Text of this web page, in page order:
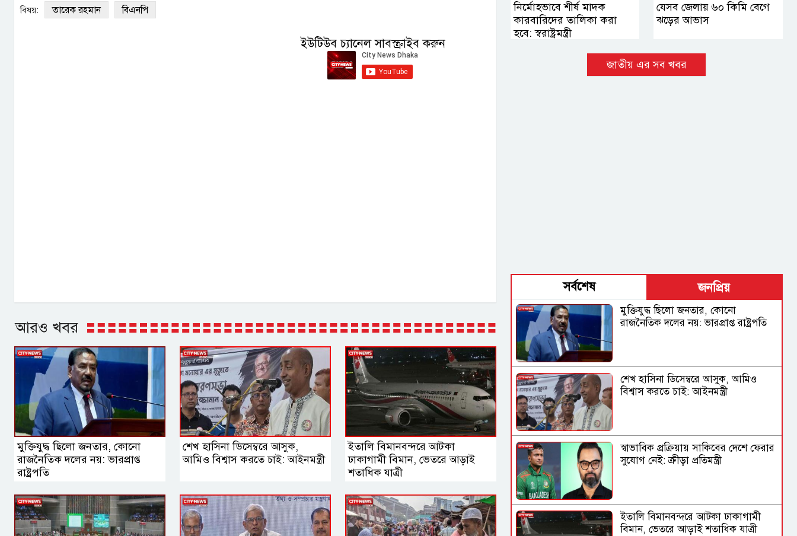
বিষয়: তারেক রহমান বিএনপি
ইউটিউব চ্যানেল সাবস্ক্রাইব করুন
আরও খবর
মুক্তিযুদ্ধ ছিলো জনতার, কোনো
রাজনৈতিক দলের নয়: ভারপ্রাপ্ত
রাষ্ট্রপতি
শেখ হাসিনা ডিসেম্বরে আসুক,
আমিও বিশ্বাস করতে চাই: আইনমন্ত্রী
ইতালি বিমানবন্দরে আটকা
ঢাকাগামী বিমান, ভেতরে আড়াই
শতাধিক যাত্রী
নির্মোহভাবে শীর্ষ মাদক
কারবারিদের তালিকা করা
হবে: স্বরাষ্ট্রমন্ত্রী
যেসব জেলায় ৬০ কিমি বেগে
ঝড়ের আভাস
জাতীয় এর সব খবর
সর্বশেষ জনপ্রিয়
মুক্তিযুদ্ধ ছিলো জনতার, কোনো
রাজনৈতিক দলের নয়: ভারপ্রাপ্ত রাষ্ট্রপতি
শেখ হাসিনা ডিসেম্বরে আসুক, আমিও
বিশ্বাস করতে চাই: আইনমন্ত্রী
স্বাভাবিক প্রক্রিয়ায় সাকিবের দেশে ফেরার
সুযোগ নেই: ক্রীড়া প্রতিমন্ত্রী
ইতালি বিমানবন্দরে আটকা ঢাকাগামী
বিমান, ভেতরে আড়াই শতাধিক যাত্রী